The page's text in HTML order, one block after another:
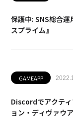
保護中: SNS総合
スプライム』
GAMEAPP
Discordでアクテ
ョン・ディヴァウア